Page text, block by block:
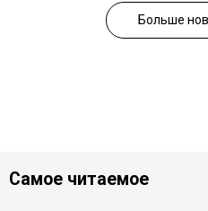
Больше
Самое читаемое